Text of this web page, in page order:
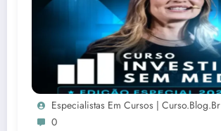
Especialistas Em Cursos | Curso.blog.br
0